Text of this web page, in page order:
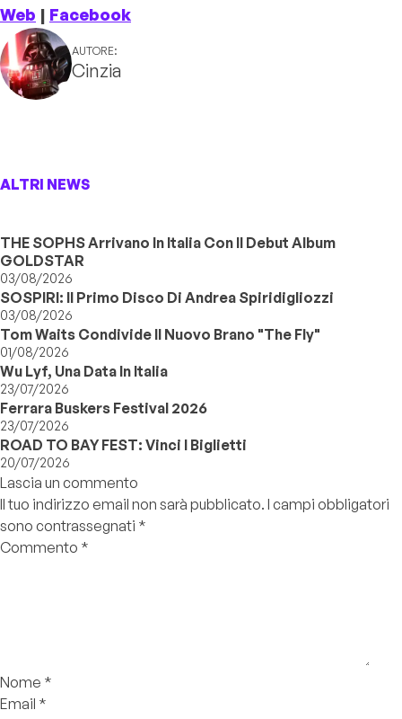
Web | Facebook
AUTORE:
Cinzia
ALTRI NEWS
THE SOPHS Arrivano In Italia Con Il Debut Album
GOLDSTAR
03/08/2026
SOSPIRI: Il Primo Disco Di Andrea Spiridigliozzi
03/08/2026
Tom Waits Condivide Il Nuovo Brano "The Fly"
01/08/2026
Wu Lyf, Una Data In Italia
23/07/2026
Ferrara Buskers Festival 2026
23/07/2026
ROAD TO BAY FEST: Vinci I Biglietti
20/07/2026
Lascia un commento
Il tuo indirizzo email non sarà pubblicato. I campi obbligatori
sono contrassegnati *
Commento *
Nome *
Email *